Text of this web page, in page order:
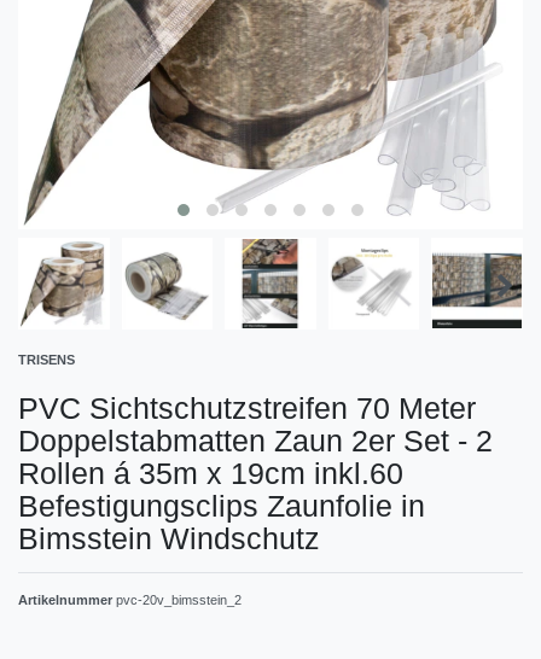
TRISENS
PVC Sichtschutzstreifen 70 Meter
Doppelstabmatten Zaun 2er Set - 2
Rollen á 35m x 19cm inkl.60
Befestigungsclips Zaunfolie in
Bimsstein Windschutz
Artikelnummer pvc-20v_bimsstein_2